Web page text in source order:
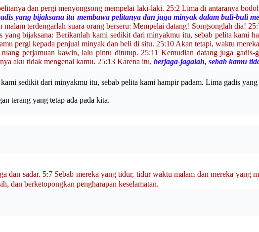
dan pergi menyongsong mempelai laki-laki. 25:2 Lima di antaranya
yang bijaksana itu membawa pelitanya dan juga minyak dalam buli-buli
terdengarlah suara orang berseru: Mempelai datang! Songsonglah dia!
yang bijaksana: Berikanlah kami sedikit dari minyakmu itu, sebab pelita kami
pergi kepada penjual minyak dan beli di situ. 25:10 Akan tetapi, waktu
perjamuan kawin, lalu pintu ditutup. 25:11 Kemudian datang juga
aku tidak mengenal kamu. 25:13 Karena itu, berjaga-jagalah, sebab kamu
sedikit dari minyakmu itu, sebab pelita kami hampir padam. Lima gadis
terang yang tetap ada pada kita.
dan sadar. 5:7 Sebab mereka yang tidur, tidur waktu malam dan mereka yang
dan berketopongkan pengharapan keselamatan.